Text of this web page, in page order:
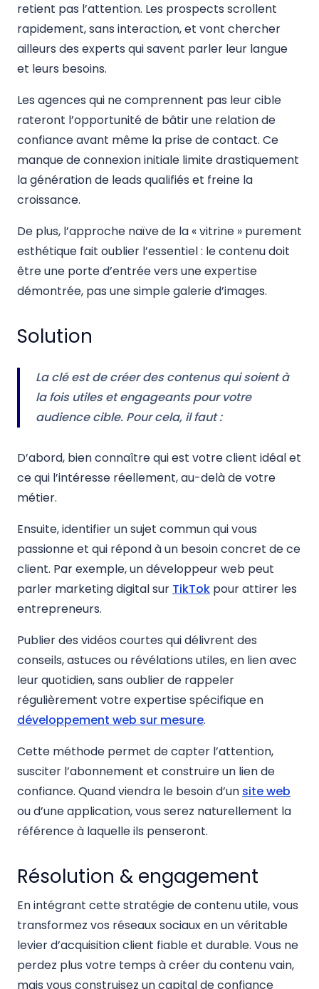
retient pas l’attention. Les prospects scrollent
rapidement, sans interaction, et vont chercher
ailleurs des experts qui savent parler leur langue
et leurs besoins.
Les agences qui ne comprennent pas leur cible
rateront l’opportunité de bâtir une relation de
confiance avant même la prise de contact. Ce
manque de connexion initiale limite drastiquement
la génération de leads qualifiés et freine la
croissance.
De plus, l’approche naïve de la « vitrine » purement
esthétique fait oublier l’essentiel : le contenu doit
être une porte d’entrée vers une expertise
démontrée, pas une simple galerie d’images.
Solution
La clé est de créer des contenus qui soient à
la fois utiles et engageants pour votre
audience cible. Pour cela, il faut :
D’abord, bien connaître qui est votre client idéal et
ce qui l’intéresse réellement, au-delà de votre
métier.
Ensuite, identifier un sujet commun qui vous
passionne et qui répond à un besoin concret de ce
client. Par exemple, un développeur web peut
parler marketing digital sur TikTok pour attirer les
entrepreneurs.
Publier des vidéos courtes qui délivrent des
conseils, astuces ou révélations utiles, en lien avec
leur quotidien, sans oublier de rappeler
régulièrement votre expertise spécifique en
développement web sur mesure.
Cette méthode permet de capter l’attention,
susciter l’abonnement et construire un lien de
confiance. Quand viendra le besoin d’un site web
ou d’une application, vous serez naturellement la
référence à laquelle ils penseront.
Résolution & engagement
En intégrant cette stratégie de contenu utile, vous
transformez vos réseaux sociaux en un véritable
levier d’acquisition client fiable et durable. Vous ne
perdez plus votre temps à créer du contenu vain,
mais vous construisez un capital de confiance